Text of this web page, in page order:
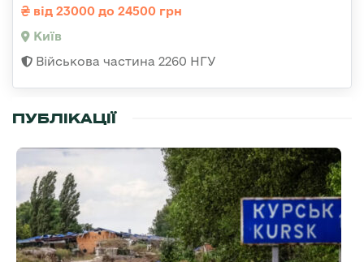
від 23000 до 24500 грн
Київ
Військова частина 2260 НГУ
ПУБЛІКАЦІЇ